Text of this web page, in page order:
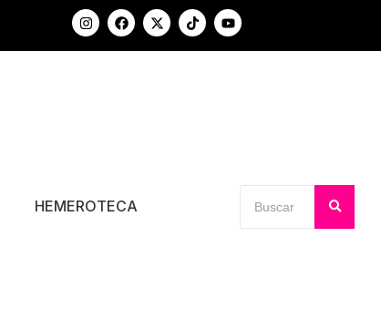
HEMEROTECA